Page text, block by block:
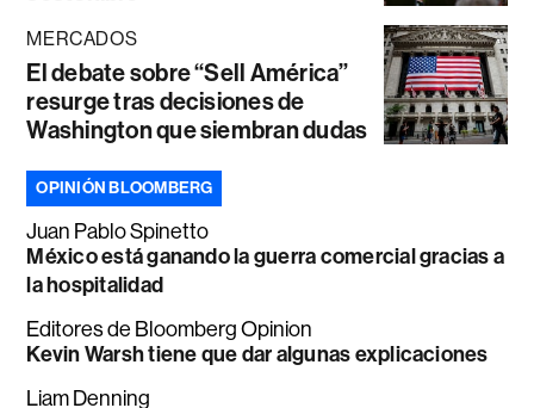
MERCADOS
El debate sobre “Sell América”
resurge tras decisiones de
Washington que siembran dudas
OPINIÓN BLOOMBERG
Juan Pablo Spinetto
México está ganando la guerra comercial gracias a
la hospitalidad
Editores de Bloomberg Opinion
Kevin Warsh tiene que dar algunas explicaciones
Liam Denning